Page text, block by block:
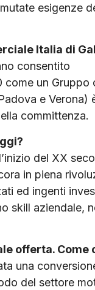
esigenze
Italia di
consentito
come un
e Verona)
committenza.
del XX
in piena
ed ingenti
skill aziendale,
offerta. Come
una
del settore